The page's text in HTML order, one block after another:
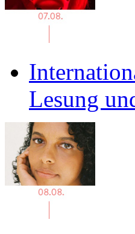
Lesung